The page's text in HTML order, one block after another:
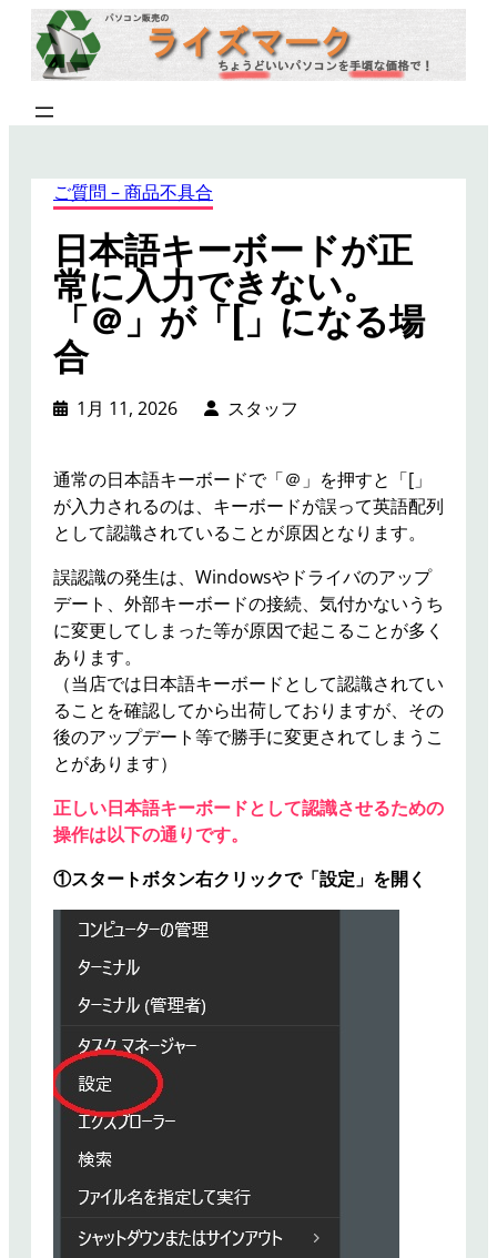
キ
ご質問 – 商品不具合
日本語キーボードが正
常に入力できない。
「＠」が「[」になる場
合
1月 11, 2026 スタッフ
通常の日本語キーボードで「＠」を押すと「[」
が入力されるのは、キーボードが誤って英語配列
として認識されていることが原因となります。
誤認識の発生は、Windowsやドライバのアップ
デート、外部キーボードの接続、気付かないうち
に変更してしまった等が原因で起こることが多く
あります。
（当店では日本語キーボードとして認識されてい
ることを確認してから出荷しておりますが、その
後のアップデート等で勝手に変更されてしまうこ
とがあります）
正しい日本語キーボードとして認識させるための
操作は以下の通りです。
①スタートボタン右クリックで「設定」を開く